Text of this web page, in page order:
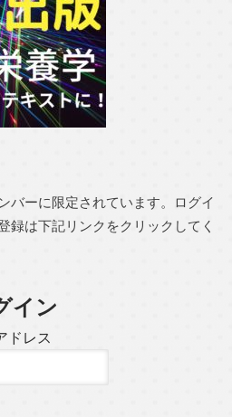
バーに限定されています。ログイ
録は下記リンクをクリックしてく
イン
ドレス